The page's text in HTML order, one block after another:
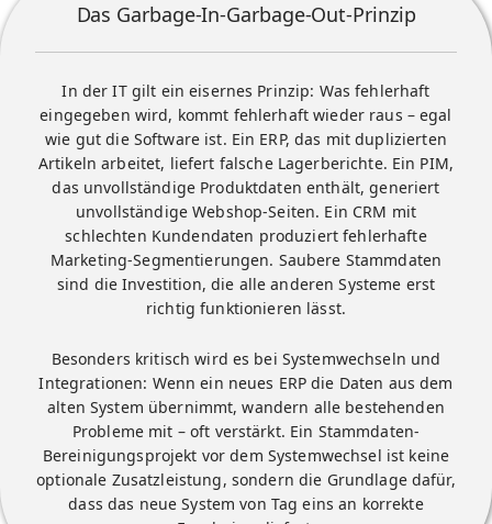
Das Garbage-In-Garbage-Out-Prinzip
In der IT gilt ein eisernes Prinzip: Was fehlerhaft
eingegeben wird, kommt fehlerhaft wieder raus – egal
wie gut die Software ist. Ein ERP, das mit duplizierten
Artikeln arbeitet, liefert falsche Lagerberichte. Ein PIM,
das unvollständige Produktdaten enthält, generiert
unvollständige Webshop-Seiten. Ein CRM mit
schlechten Kundendaten produziert fehlerhafte
Marketing-Segmentierungen. Saubere Stammdaten
sind die Investition, die alle anderen Systeme erst
richtig funktionieren lässt.
Besonders kritisch wird es bei Systemwechseln und
Integrationen: Wenn ein neues ERP die Daten aus dem
alten System übernimmt, wandern alle bestehenden
Probleme mit – oft verstärkt. Ein Stammdaten-
Bereinigungsprojekt vor dem Systemwechsel ist keine
optionale Zusatzleistung, sondern die Grundlage dafür,
dass das neue System von Tag eins an korrekte